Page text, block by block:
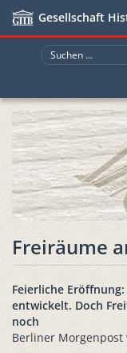
Gesellschaft
Freiräume
Feierliche
entwickelt. Doch
noch
Berliner Morgenpost